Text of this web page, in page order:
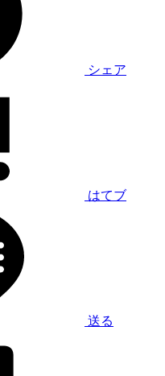
シェア
はてブ
送る